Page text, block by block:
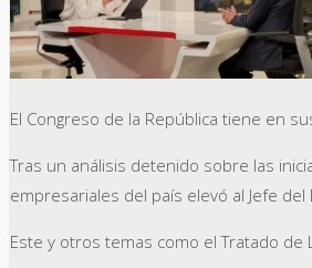
El Congreso de la República tiene en
Tras un análisis detenido sobre las
empresariales del país elevó al Jefe
Este y otros temas como el Tratado de